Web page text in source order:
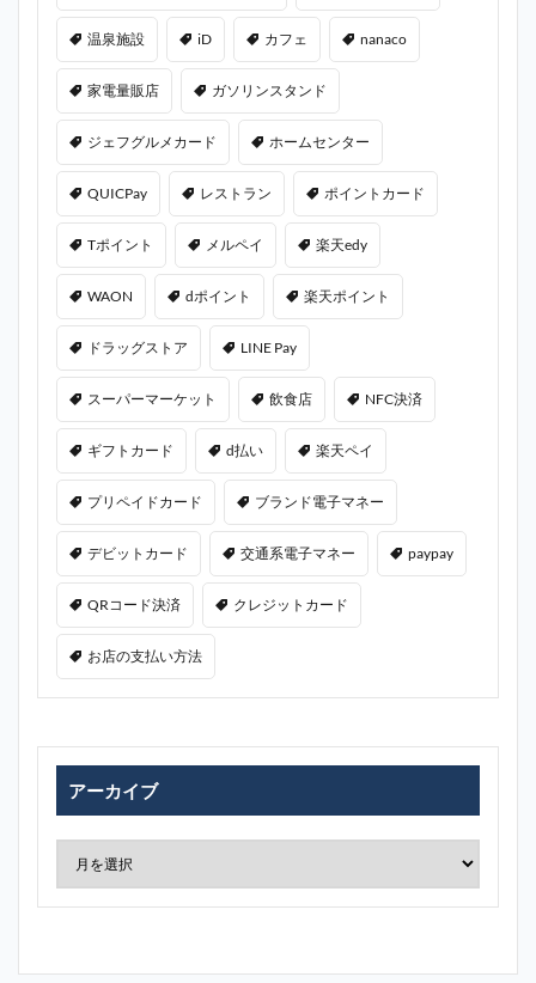
温泉施設 iD カフェ nanaco
家電量販店 ガソリンスタンド
ジェフグルメカード ホームセンター
QUICPay レストラン ポイントカード
Tポイント メルペイ 楽天edy
WAON dポイント 楽天ポイント
ドラッグストア LINE Pay
スーパーマーケット 飲食店 NFC決済
ギフトカード d払い 楽天ペイ
プリペイドカード ブランド電子マネー
デビットカード 交通系電子マネー paypay
QRコード決済 クレジットカード
お店の支払い方法
アーカイブ